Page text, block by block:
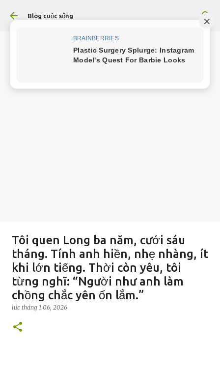
Chuyển đến nội dung chính
Blog cuộc sống
Tôi quen Long ba năm, cưới sáu
tháng. Tính anh hiền, nhẹ nhàng, ít
khi lớn tiếng. Thời còn yêu, tôi
từng nghĩ: “Người như anh làm
chồng chắc yên ổn lắm.”
lúc tháng 1 06, 2026